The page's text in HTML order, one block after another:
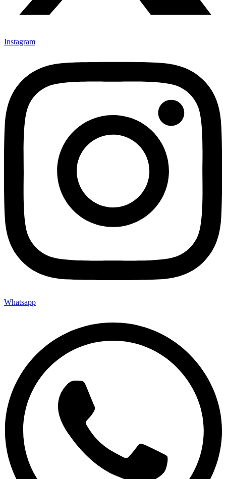
Instagram
Whatsapp